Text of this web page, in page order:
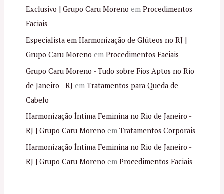
Exclusivo | Grupo Caru Moreno em Procedimentos
Faciais
Especialista em Harmonização de Glúteos no RJ |
Grupo Caru Moreno em Procedimentos Faciais
Grupo Caru Moreno - Tudo sobre Fios Aptos no Rio
de Janeiro - RJem Tratamentos para Queda de
Cabelo
Harmonização Íntima Feminina no Rio de Janeiro -
RJ | Grupo Caru Moreno em Tratamentos Corporais
Harmonização Íntima Feminina no Rio de Janeiro -
RJ | Grupo Caru Moreno em Procedimentos Faciais